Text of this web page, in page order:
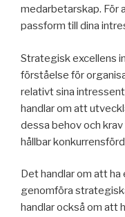
medarbetarskap. För
passform till dina
Strategisk excellens
förståelse för
relativt sina
handlar om att
dessa behov och
hållbar
Det handlar om att
genomföra
handlar också om att